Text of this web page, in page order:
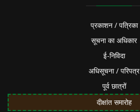
प्रकाशन / पत्रिका
सूचना का अधिकार
ई-निविदा
अधिसूचना / परिपत्र
पूर्व छात्रों
दीक्षांत समारोह